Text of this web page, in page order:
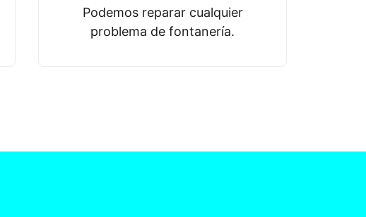
Podemos reparar cualquier
problema de fontanería.